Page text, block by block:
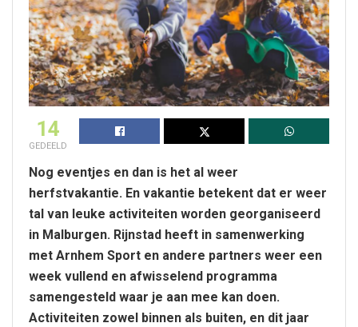
14
GEDEELD
Nog eventjes en dan is het al weer
herfstvakantie. En vakantie betekent dat er weer
tal van leuke activiteiten worden georganiseerd
in Malburgen. Rijnstad heeft in samenwerking
met Arnhem Sport en andere partners weer een
week vullend en afwisselend programma
samengesteld waar je aan mee kan doen.
Activiteiten zowel binnen als buiten, en dit jaar